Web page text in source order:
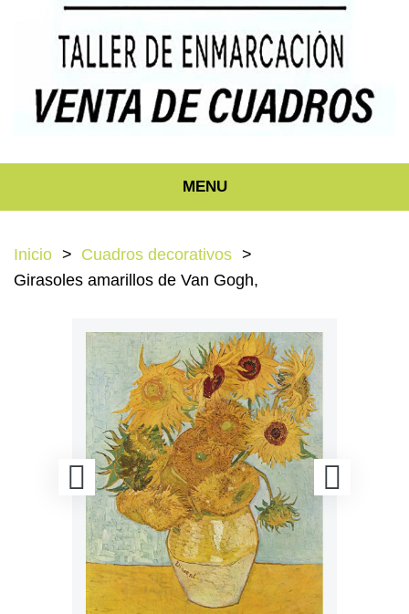
MENU
Inicio
Cuadros decorativos
Girasoles amarillos de Van Gogh,